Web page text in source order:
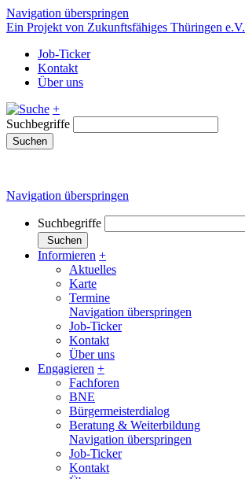
Navigation überspringen
Ein Projekt von Zukunftsfähiges Thüringen e.V.
Job-Ticker
Kontakt
Über uns
+
Suchbegriffe
Suchen
Navigation überspringen
Suchbegriffe
Suchen
Informieren +
Aktuelles
Karte
Termine
Navigation überspringen
Job-Ticker
Kontakt
Über uns
Engagieren +
Fachforen
BNE
Bürgermeisterdialog
Beratung & Weiterbildung
Navigation überspringen
Job-Ticker
Kontakt